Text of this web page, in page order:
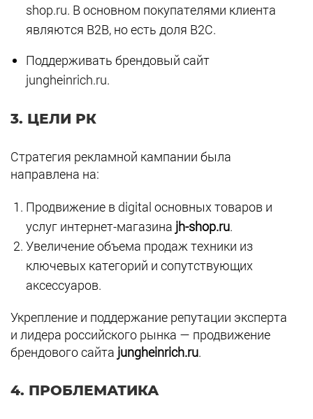
shop.ru. В основном покупателями клиента
являются B2B, но есть доля B2C.
Поддерживать брендовый сайт
jungheinrich.ru.
3. ЦЕЛИ РК
Стратегия рекламной кампании была
направлена на:
Продвижение в digital основных товаров и
услуг интернет-магазина jh-shop.ru.
Увеличение объема продаж техники из
ключевых категорий и сопутствующих
аксессуаров.
Укрепление и поддержание репутации эксперта
и лидера российского рынка — продвижение
брендового сайта jungheinrich.ru.
4. ПРОБЛЕМАТИКА